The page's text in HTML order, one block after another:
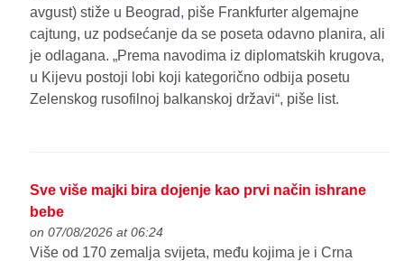
avgust) stiže u Beograd, piše Frankfurter algemajne
cajtung, uz podsećanje da se poseta odavno planira, ali
je odlagana. „Prema navodima iz diplomatskih krugova,
u Kijevu postoji lobi koji kategorično odbija posetu
Zelenskog rusofilnoj balkanskoj državi“, piše list.
Sve više majki bira dojenje kao prvi način ishrane
bebe
on 07/08/2026 at 06:24
Više od 170 zemalja svijeta, među kojima je i Crna